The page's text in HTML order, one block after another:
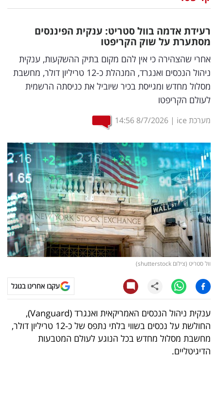
דיגיטל
וטק
שיווק
ופרסום
משפט
מדדים
ומחקרים
דעות
רכילות
עסקית
קריפטו
ויראלי
טלוויזיה
עסקי
ספורט
קריירה
רעידת אדמה בוול סטריט: ענקית הפיננסים
מסתערת על שוק הקריפטו
אחרי שהצהירה כי אין להם מקום בתיק ההשקעות, ענקית
ניהול הנכסים ואנגרד, המנהלת כ-12 טריליון דולר, מחשבת
מסלול מחדש ומגייסת בכיר שיוביל את כניסתה הרשמית
לעולם הקריפטו
מערכת ice |
8/7/2026
14:56
וול סטריט (צילום shutterstock)
עקבו אחרינו בגוגל
ענקית ניהול הנכסים האמריקאית ואנגרד (Vanguard),
החולשת על נכסים בשווי בלתי נתפס של כ-12 טריליון דולר,
מחשבת מסלול מחדש בכל הנוגע לעולם המטבעות
הדיגיטליים.